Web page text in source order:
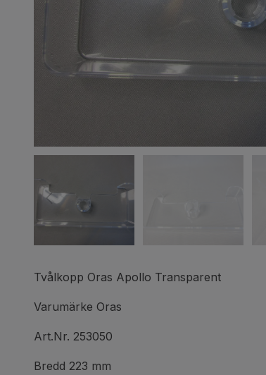
Tvålkopp Oras Apollo Transparent
Varumärke Oras
Art.Nr. 253050
Bredd 223 mm